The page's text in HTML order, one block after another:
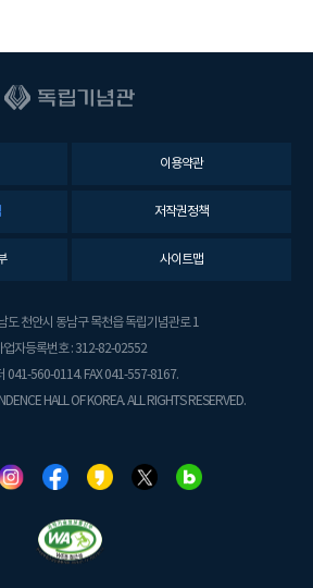
이용약관
저작권정책
사이트맵
도 천안시 동남구 목천읍 독립기념관로 1
업자등록번호 : 312-82-02552
041-560-0114. FAX 041-557-8167.
HALL OF KOREA. ALL RIGHTS RESERVED.